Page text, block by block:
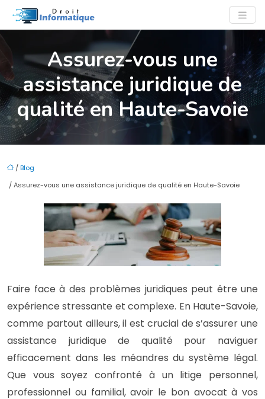
Assurez-vous une
assistance juridique de
qualité en Haute-Savoie
/Blog
/ Assurez-vous une assistance juridique de qualité en Haute-Savoie
Faire face à des problèmes juridiques peut être une
expérience stressante et complexe. En Haute-Savoie,
comme partout ailleurs, il est crucial de s’assurer une
assistance juridique de qualité pour naviguer
efficacement dans les méandres du système légal.
Que vous soyez confronté à un litige personnel,
professionnel ou familial, avoir le bon avocat à vos